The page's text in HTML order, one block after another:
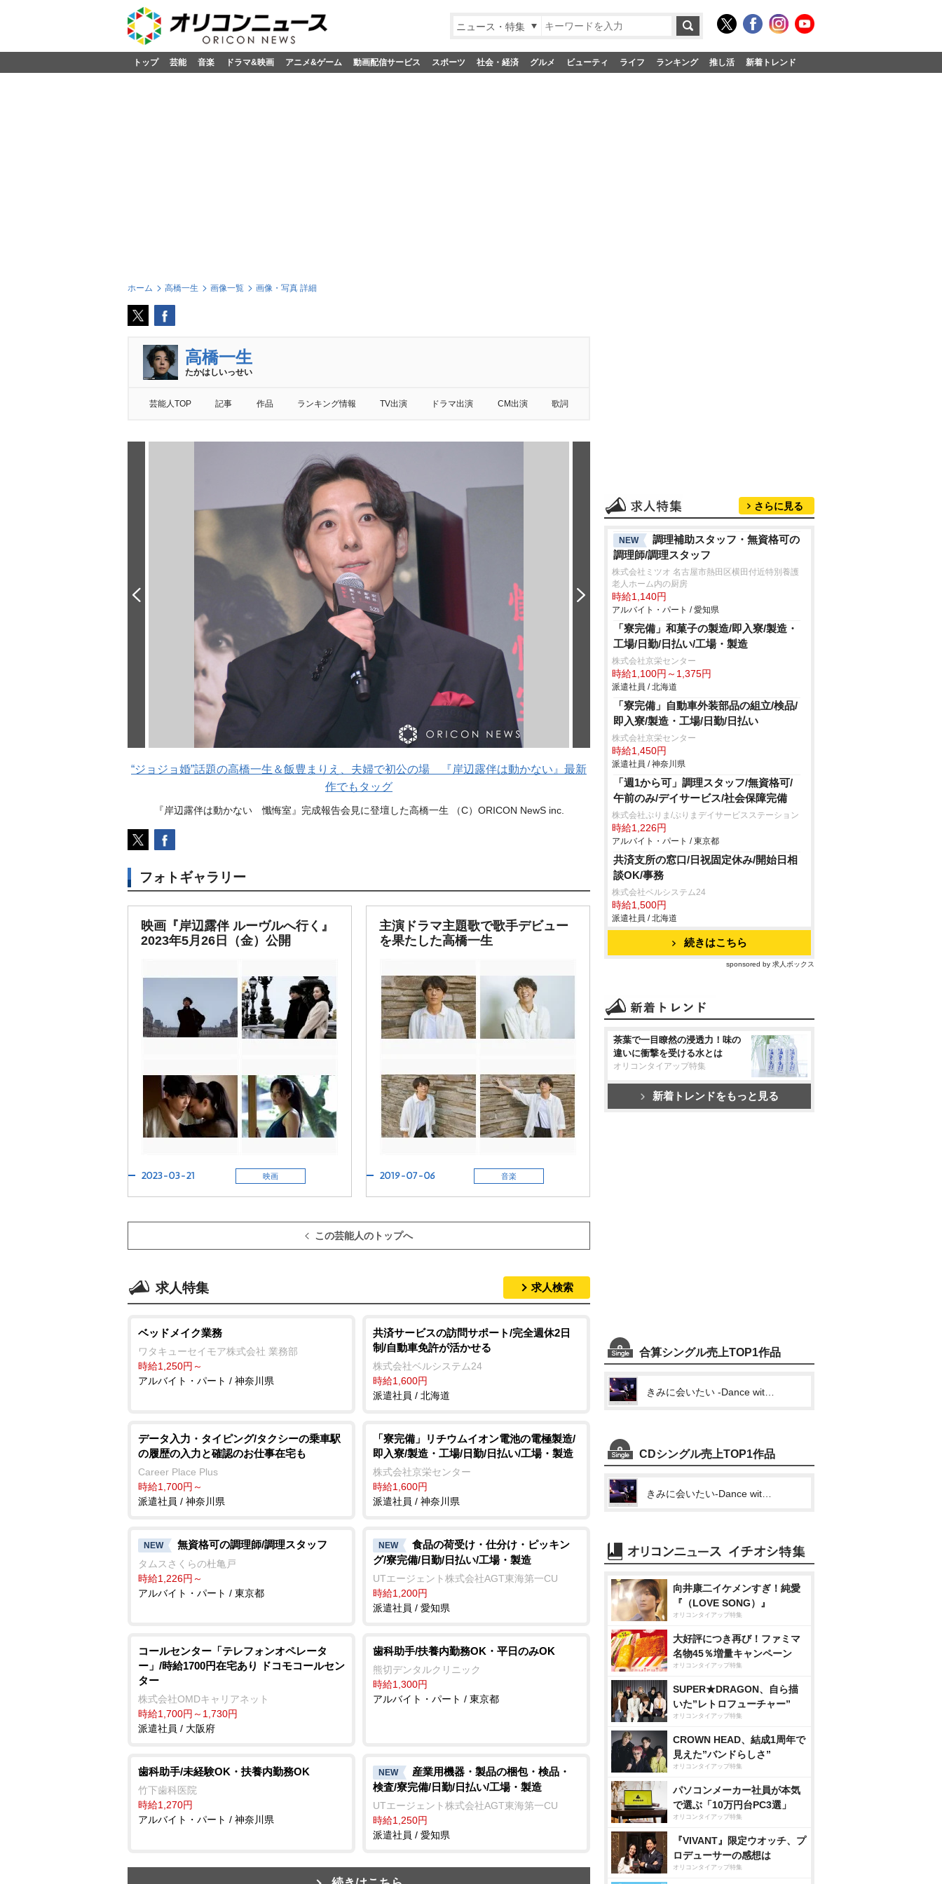
ニュース・特集
トップ 芸能 音楽 ドラマ&映画 アニメ&ゲーム 動画配信サービス スポーツ 社会・経済 グルメ ビューティ ライフ ランキング 推し活 新着トレンド
ホーム 高橋一生 画像一覧 画像・写真 詳細
高橋一生
たかはしいっせい
芸能人TOP 記事 作品 ランキング情報 TV出演 ドラマ出演 CM出演 歌詞
“ジョジョ婚”話題の高橋一生＆飯豊まりえ、夫婦で初公の場 『岸辺露伴は動かない』最新
作でもタッグ
『岸辺露伴は動かない 懺悔室』完成報告会見に登壇した高橋一生 （C）ORICON NewS inc.
フォトギャラリー
映画『岸辺露伴 ルーヴルへ行く』
2023年5月26日（金）公開
2023-03-21 映画
主演ドラマ主題歌で歌手デビュー
を果たした高橋一生
2019-07-06 音楽
この芸能人のトップへ
求人特集 求人検索
ベッドメイク業務
ワタキューセイモア株式会社 業務部
時給1,250円～
アルバイト・パート / 神奈川県
共済サービスの訪問サポート/完全週休2日
制/自動車免許が活かせる
株式会社ベルシステム24
時給1,600円
派遣社員 / 北海道
データ入力・タイピング/タクシーの乗車駅
の履歴の入力と確認のお仕事在宅も
Career Place Plus
時給1,700円～
派遣社員 / 神奈川県
「寮完備」リチウムイオン電池の電極製造/
即入寮/製造・工場/日勤/日払い/工場・製造
株式会社京栄センター
時給1,600円
派遣社員 / 神奈川県
NEW 無資格可の調理師/調理スタッフ
タムスさくらの杜亀戸
時給1,226円～
アルバイト・パート / 東京都
NEW
食品の荷受け・仕分け・ピッキン
グ/寮完備/日勤/日払い/工場・製造
UTエージェント株式会社AGT東海第一CU
時給1,200円
派遣社員 / 愛知県
コールセンター「テレフォンオペレータ
ー」/時給1700円在宅あり ドコモコールセン
ター
株式会社OMDキャリアネット
時給1,700円～1,730円
派遣社員 / 大阪府
歯科助手/扶養内勤務OK・平日のみOK
熊切デンタルクリニック
時給1,300円
アルバイト・パート / 東京都
歯科助手/未経験OK・扶養内勤務OK
竹下歯科医院
時給1,270円
アルバイト・パート / 神奈川県
NEW
産業用機器・製品の梱包・検品・
検査/寮完備/日勤/日払い/工場・製造
UTエージェント株式会社AGT東海第一CU
時給1,250円
派遣社員 / 愛知県
さらに見る
NEW
調理補助スタッフ・無資格可の
調理師/調理スタッフ
株式会社ミツオ 名古屋市熱田区横田付近特別養護
老人ホーム内の厨房
時給1,140円
アルバイト・パート / 愛知県
「寮完備」和菓子の製造/即入寮/製造・
工場/日勤/日払い/工場・製造
株式会社京栄センター
時給1,100円～1,375円
派遣社員 / 北海道
「寮完備」自動車外装部品の組立/検品/
即入寮/製造・工場/日勤/日払い
株式会社京栄センター
時給1,450円
派遣社員 / 神奈川県
「週1から可」調理スタッフ/無資格可/
午前のみ/デイサービス/社会保障完備
株式会社ぷりま/ぷりまデイサービスステーション
時給1,226円
アルバイト・パート / 東京都
共済支所の窓口/日祝固定休み/開始日相
談OK/事務
株式会社ベルシステム24
時給1,500円
派遣社員 / 北海道
続きはこちら
sponsored by 求人ボックス
茶葉で一目瞭然の浸透力！味の
違いに衝撃を受ける水とは
オリコンタイアップ特集
新着トレンドをもっと見る
合算シングル売上TOP1作品
CDシングル売上TOP1作品
向井康二イケメンすぎ！純愛
『（LOVE SONG）』
オリコンタイアップ特集
大好評につき再び！ファミマ
名物45％増量キャンペーン
オリコンタイアップ特集
SUPER★DRAGON、自ら描
いた”レトロフューチャー”
オリコンタイアップ特集
CROWN HEAD、結成1周年で
見えた”バンドらしさ”
オリコンタイアップ特集
パソコンメーカー社員が本気
で選ぶ「10万円台PC3選」
オリコンタイアップ特集
『VIVANT』限定ウオッチ、プ
ロデューサーの感想は
オリコンタイアップ特集